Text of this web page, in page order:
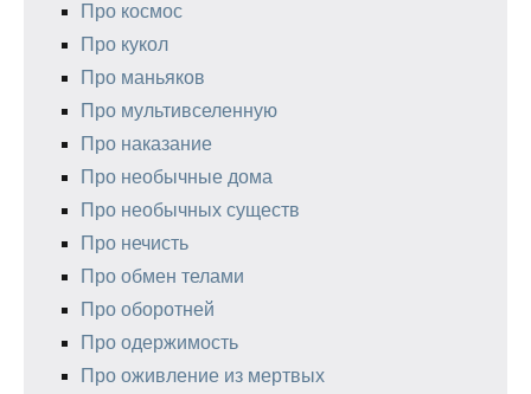
Про космос
Про кукол
Про маньяков
Про мультивселенную
Про наказание
Про необычные дома
Про необычных существ
Про нечисть
Про обмен телами
Про оборотней
Про одержимость
Про оживление из мертвых